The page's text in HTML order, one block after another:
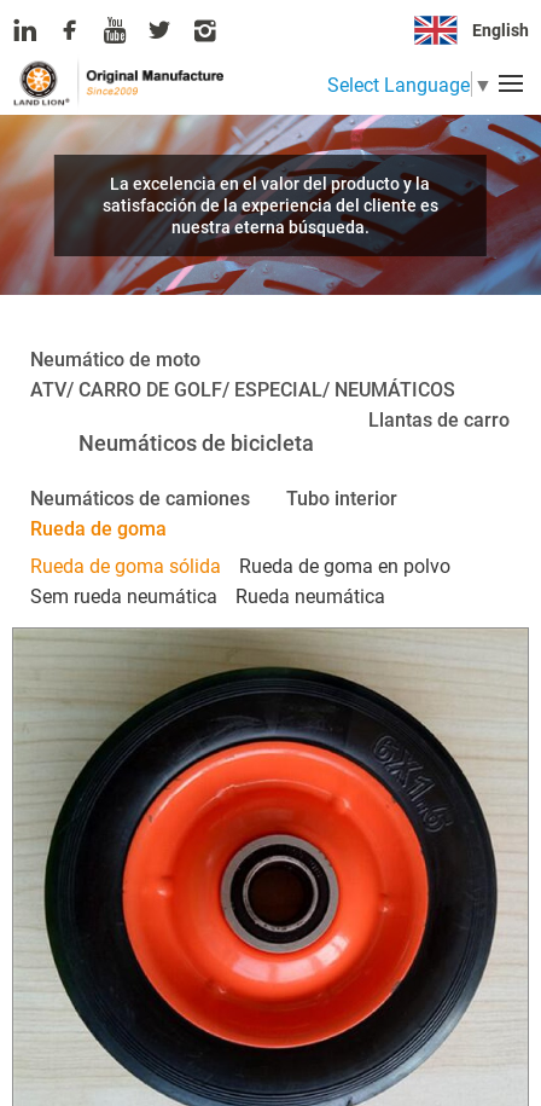
English
Select Language ▼
La excelencia en el valor del producto y la
satisfacción de la experiencia del cliente es
nuestra eterna búsqueda.
Neumático de moto
ATV/ CARRO DE GOLF/ ESPECIAL/ NEUMÁTICOS
Neumáticos de bicicleta
Llantas de carro
Neumáticos de camiones
Tubo interior
Rueda de goma
Rueda de goma sólida
Rueda de goma en polvo
Sem rueda neumática
Rueda neumática